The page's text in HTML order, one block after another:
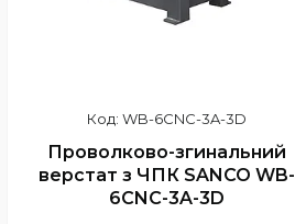
WB-6CNC-3A-3D
Проволково-згинальний
верстат з ЧПК SANCO WB-
6CNC-3A-3D